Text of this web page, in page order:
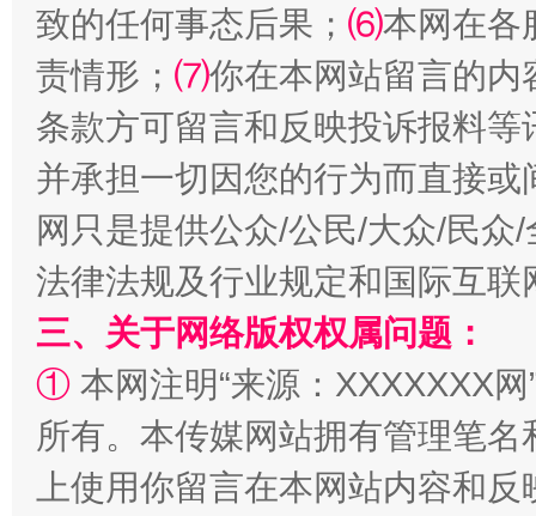
在谋一域中谋全局
今
魏明亮
致的任何事态后果； ⑹本网在各
责情形； ⑺你在本网站留言的内
条款方可留言和反映投诉报料
并承担一切因您的行为而直接
网只是提供公众/公民/大众/民
法律法规及行业规定和国际互
三、关于网络版权权属问题：
① 本网注明“来源：XXXXXXX
所有。本传媒网站拥有管理笔
上使用你留言在本网站内容和